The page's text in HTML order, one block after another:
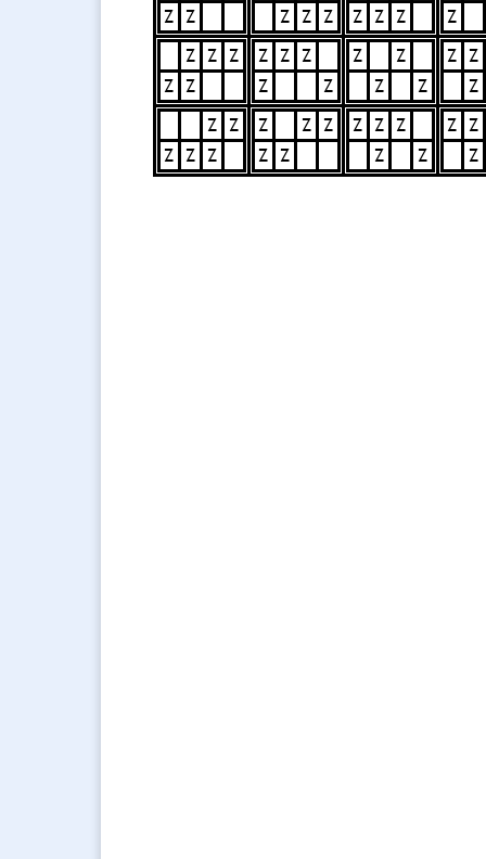
Z Z
Z Z Z
Z Z Z
Z
Z Z Z
Z Z
Z Z Z
Z
Z
Z
Z
Z
Z
Z Z
Z
Z Z
Z Z Z
Z Z Z
Z Z
Z Z Z
Z
Z
Z Z
Z